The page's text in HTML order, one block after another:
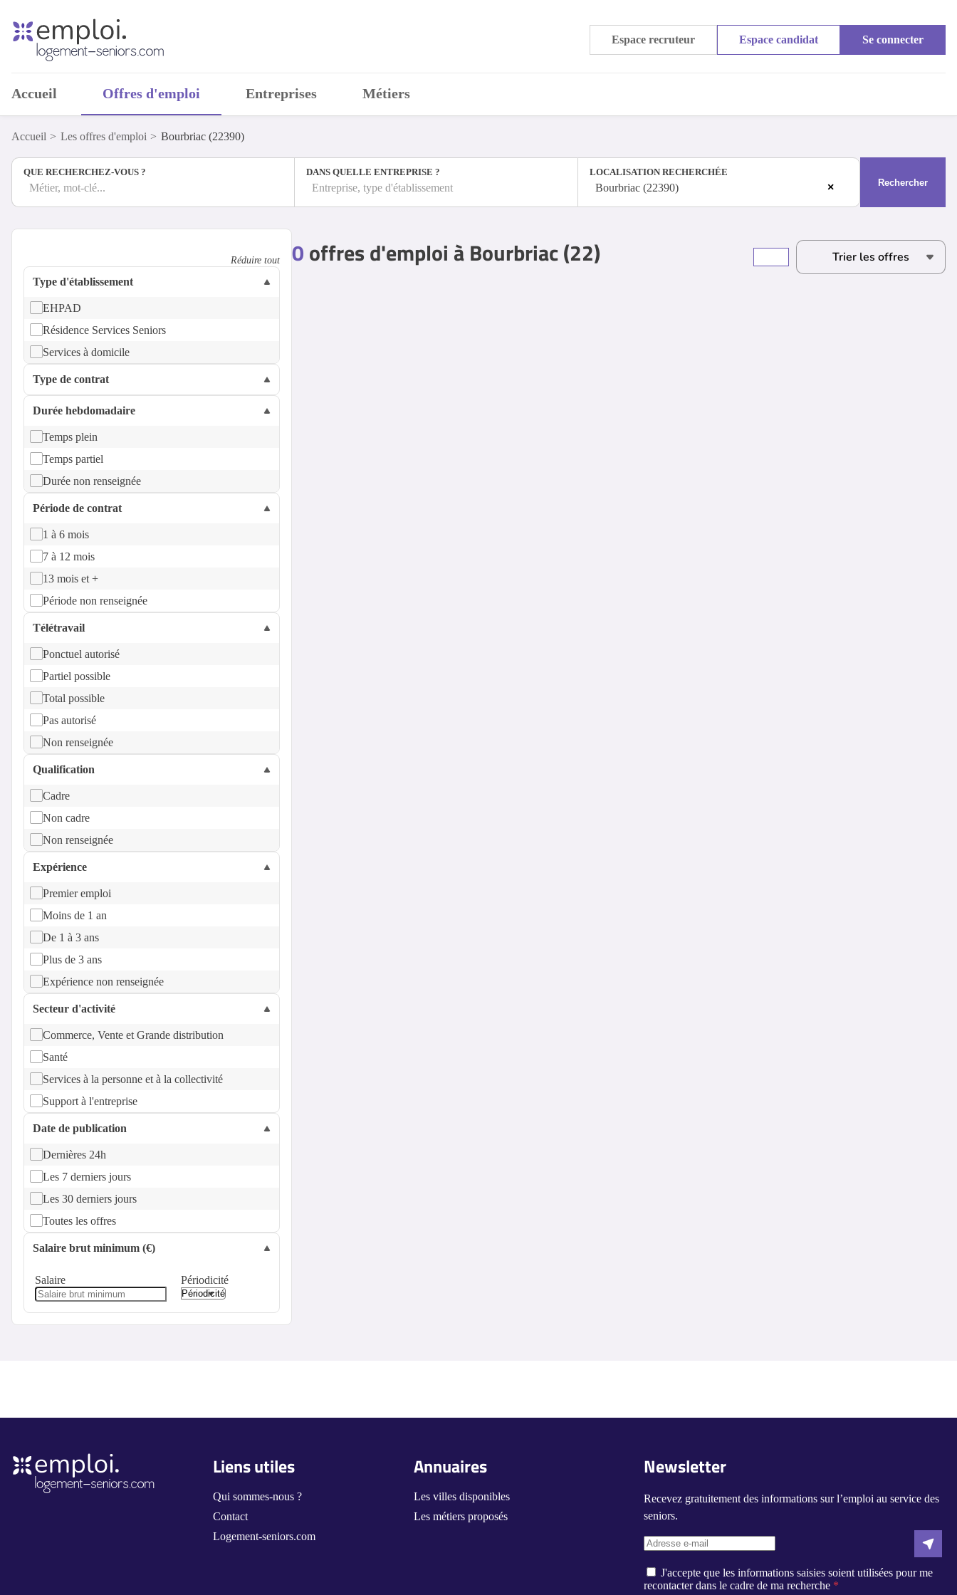
Espace recruteur Espace candidat Se connecter
Accueil Offres d'emploi Entreprises Métiers
Accueil Les offres d'emploi Bourbriac (22390)
QUE RECHERCHEZ-VOUS ?
Métier, mot-clé...
DANS QUELLE ENTREPRISE ?
Entreprise, type d'établissement
LOCALISATION RECHERCHÉE
×
Bourbriac (22390) Rechercher
0offres d'emploi à Bourbriac (22)
Réduire tout
Type d'établissement
EHPAD
Résidence Services Seniors
Services à domicile
Type de contrat
Durée hebdomadaire
Temps plein
Temps partiel
Durée non renseignée
Période de contrat
1 à 6 mois
7 à 12 mois
13 mois et +
Période non renseignée
Télétravail
Ponctuel autorisé
Partiel possible
Total possible
Pas autorisé
Non renseignée
Qualification
Cadre
Non cadre
Non renseignée
Expérience
Premier emploi
Moins de 1 an
De 1 à 3 ans
Plus de 3 ans
Expérience non renseignée
Secteur d'activité
Commerce, Vente et Grande distribution
Santé
Services à la personne et à la collectivité
Support à l'entreprise
Date de publication
Dernières 24h
Les 7 derniers jours
Les 30 derniers jours
Toutes les offres
Salaire brut minimum (€)
Salaire Périodicité
Newsletter
Recevez gratuitement des informations sur l’emploi au service des
seniors.
J'accepte que les informations saisies soient utilisées pour me
recontacter dans le cadre de ma recherche
Liens utiles
Qui sommes-nous ?
Contact
Logement-seniors.com
Annuaires
Les villes disponibles
Les métiers proposés